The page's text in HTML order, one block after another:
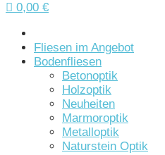
 0,00 €
Fliesen im Angebot
Bodenfliesen
Betonoptik
Holzoptik
Neuheiten
Marmoroptik
Metalloptik
Naturstein Optik